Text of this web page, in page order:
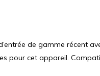
de gamme récent
pour cet appareil.